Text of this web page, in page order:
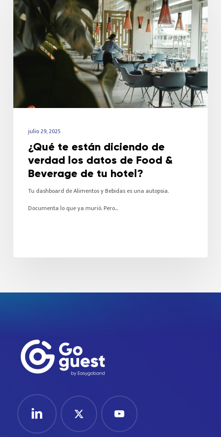
julio 29, 2025
¿Qué te están diciendo de
verdad los datos de Food &
Beverage de tu hotel?
Tu dashboard de Alimentos y Bebidas es una autopsia.
Documenta lo que ya murió. Pero…